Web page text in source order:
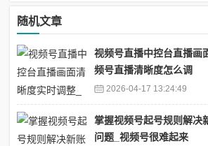
随机文章
视频号直播中控台直播画
频号直播清晰度怎么调
2026-04-17 13:24:49
掌握视频号起号规则解决
问题_视频号很难起来